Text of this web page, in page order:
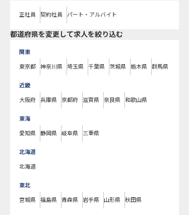
正社員 契約社員 パート・アルバイト
都道府県を変更して求人を絞り込む
関東
東京都 神奈川県 埼玉県 千葉県 茨城県 栃木県 群馬県
近畿
大阪府 兵庫県 京都府 滋賀県 奈良県 和歌山県
東海
愛知県 静岡県 岐阜県 三重県
北海道
北海道
東北
宮城県 福島県 青森県 岩手県 山形県 秋田県